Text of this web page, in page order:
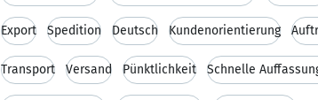
Export Spedition Deutsch Kundenorientierung
Transport Versand Pünktlichkeit Schnelle